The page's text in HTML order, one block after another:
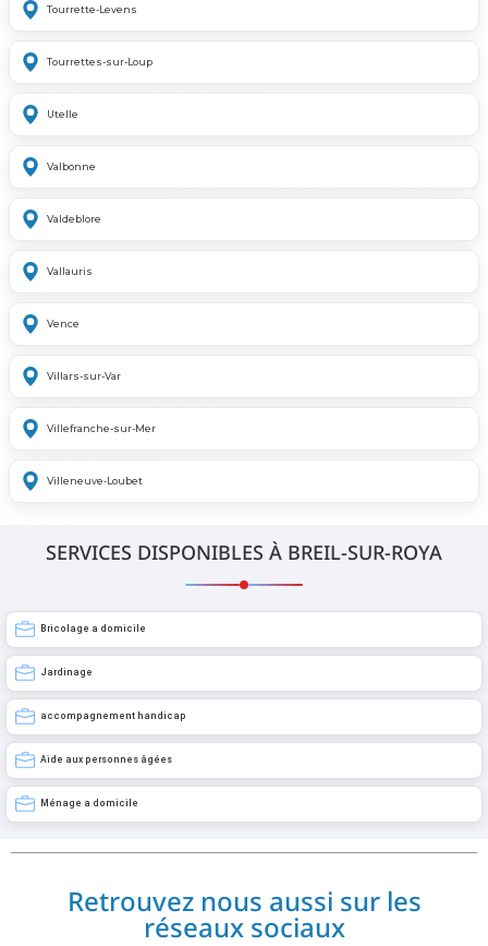
Tourrette-Levens
Tourrettes-sur-Loup
Utelle
Valbonne
Valdeblore
Vallauris
Vence
Villars-sur-Var
Villefranche-sur-Mer
Villeneuve-Loubet
SERVICES DISPONIBLES À BREIL-SUR-ROYA
Bricolage a domicile
Jardinage
accompagnement handicap
Aide aux personnes âgées
Ménage a domicile
Retrouvez nous aussi sur les
réseaux sociaux